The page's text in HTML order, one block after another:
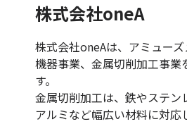
株式会社oneA
株式会社oneAは、アミュー
機器事業、金属切削加工事業
す。
金属切削加工は、鉄やステン
アルミなど幅広い材料に対応